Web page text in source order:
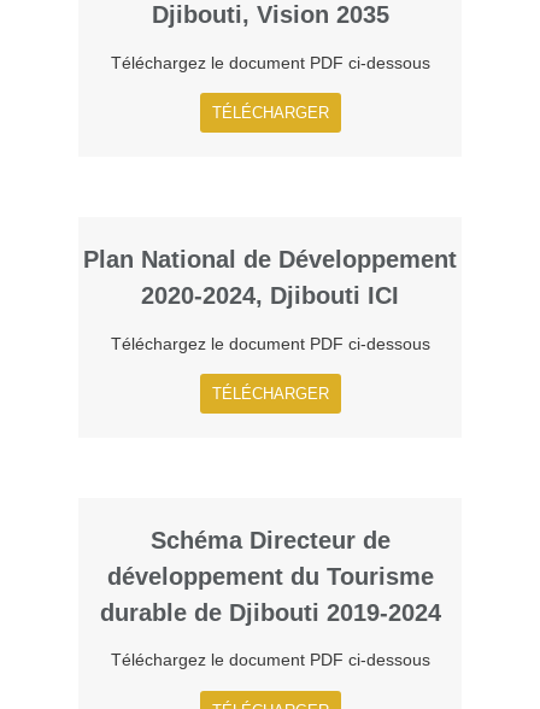
Djibouti, Vision 2035
Téléchargez le document PDF ci-dessous​
TÉLÉCHARGER
Plan National de Développement
2020-2024, Djibouti ICI
Téléchargez le document PDF ci-dessous​
TÉLÉCHARGER
Schéma Directeur de
développement du Tourisme
durable de Djibouti 2019-2024
Téléchargez le document PDF ci-dessous​